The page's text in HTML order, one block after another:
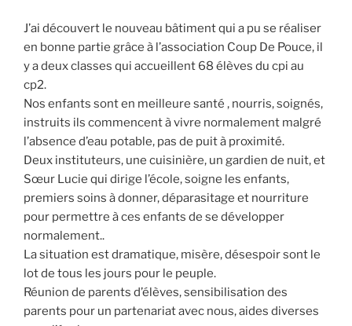
J’ai découvert le nouveau bâtiment qui a pu se réaliser
en bonne partie grâce à l’association Coup De Pouce, il
y a deux classes qui accueillent 68 élèves du cpi au
cp2.
Nos enfants sont en meilleure santé , nourris, soignés,
instruits ils commencent à vivre normalement malgré
l’absence d’eau potable, pas de puit à proximité.
Deux instituteurs, une cuisinière, un gardien de nuit, et
Sœur Lucie qui dirige l’école, soigne les enfants,
premiers soins à donner, déparasitage et nourriture
pour permettre à ces enfants de se développer
normalement..
La situation est dramatique, misère, désespoir sont le
lot de tous les jours pour le peuple.
Réunion de parents d’élèves, sensibilisation des
parents pour un partenariat avec nous, aides diverses